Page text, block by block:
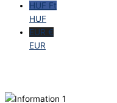
HUF Ft
HUF
EUR €
EUR